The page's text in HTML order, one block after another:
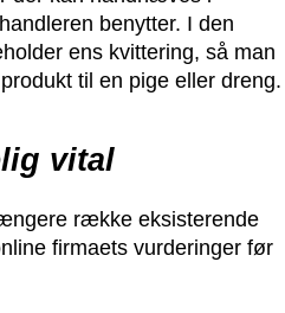
benytter. I den
ens kvittering, så man
til en pige eller dreng.
vital
række eksisterende
firmaets vurderinger før